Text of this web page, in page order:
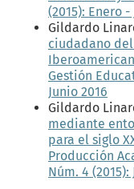
(2015): Enero -
Gildardo
ciudadano del
Gestión
Junio 2016
Gildardo
mediante
para el siglo
Producción
Núm. 4